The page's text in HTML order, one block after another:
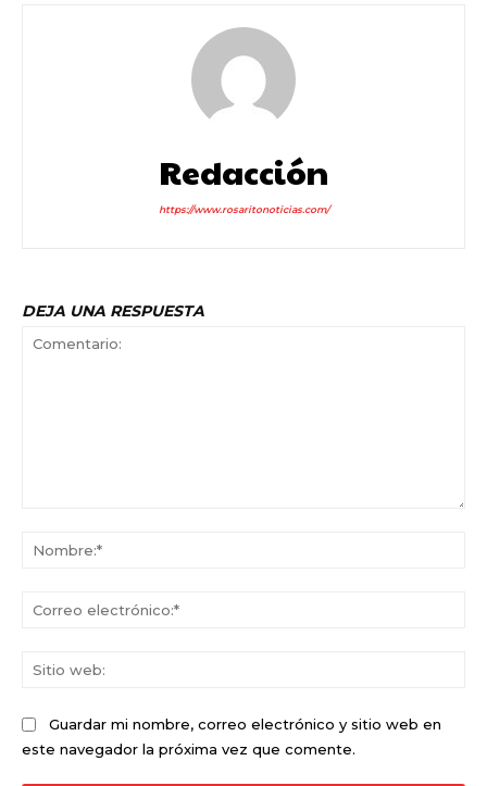
Redacción
https://www.rosaritonoticias.com/
DEJA UNA RESPUESTA
Guardar mi nombre, correo electrónico y sitio web en
este navegador la próxima vez que comente.